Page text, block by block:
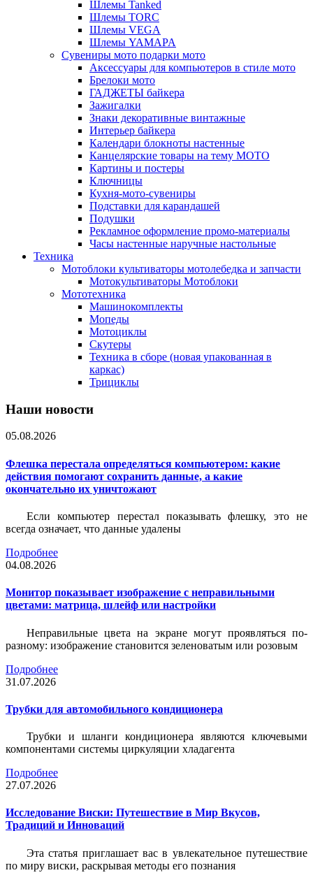
Шлемы Tanked
Шлемы TORC
Шлемы VEGA
Шлемы YAMAPA
Сувениры мото подарки мото
Аксессуары для компьютеров в стиле мото
Брелоки мото
ГАДЖЕТЫ байкера
Зажигалки
Знаки декоративные винтажные
Интерьер байкера
Календари блокноты настенные
Канцелярские товары на тему МОТО
Картины и постеры
Ключницы
Кухня-мото-сувениры
Подставки для карандашей
Подушки
Рекламное оформление промо-материалы
Часы настенные наручные настольные
Техника
Мотоблоки культиваторы мотолебедка и запчасти
Мотокультиваторы Мотоблоки
Мототехника
Машинокомплекты
Мопеды
Мотоциклы
Скутеры
Техника в сборе (новая упакованная в
каркас)
Трициклы
Наши новости
05.08.2026
Флешка перестала определяться компьютером: какие
действия помогают сохранить данные, а какие
окончательно их уничтожают
Если компьютер перестал показывать флешку, это не
всегда означает, что данные удалены
Подробнее
04.08.2026
Монитор показывает изображение с неправильными
цветами: матрица, шлейф или настройки
Неправильные цвета на экране могут проявляться по-
разному: изображение становится зеленоватым или розовым
Подробнее
31.07.2026
Трубки для автомобильного кондиционера
Трубки и шланги кондиционера являются ключевыми
компонентами системы циркуляции хладагента
Подробнее
27.07.2026
Исследование Виски: Путешествие в Мир Вкусов,
Традиций и Инноваций
Эта статья приглашает вас в увлекательное путешествие
по миру виски, раскрывая методы его познания